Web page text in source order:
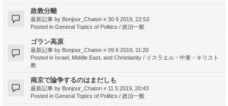
政教分離
最新記事 by Bonjour_Chaton « 30 9 2019, 22:53
Posted in General Topics of Politics / 政治一般
ゴラン高原
最新記事 by Bonjour_Chaton « 09 6 2019, 11:20
Posted in Israel, Middle East, and Christianity / イスラエル・中東・キリスト
教
南京で論争するのはまだしも
最新記事 by Bonjour_Chaton « 11 5 2019, 20:43
Posted in General Topics of Politics / 政治一般